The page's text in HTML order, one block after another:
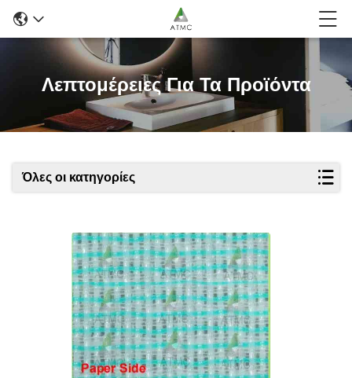
Λεπτομέρειες Για Τα Προϊόντα
Όλες οι κατηγορίες